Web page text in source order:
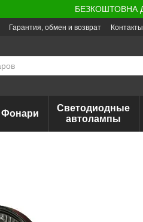
БЕЗКОШТОВНА
Гарантия, обмен и возврат Контакты
Фонари
Светодиодные
автолампы